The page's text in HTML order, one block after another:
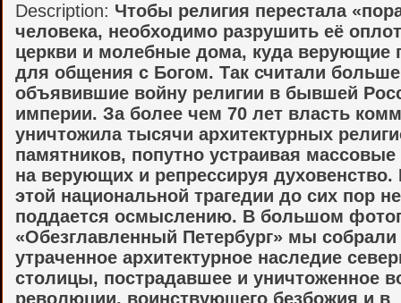
Description: Чтобы религия перестала
человека, необходимо разрушить её
церкви и молебные дома, куда верующие
для общения с Богом. Так считали
объявившие войну религии в бывшей
империи. За более чем 70 лет власть
уничтожила тысячи архитектурных
памятников, попутно устраивая массовые
на верующих и репрессируя
этой национальной трагедии до сих пор не
поддается осмыслению. В большом
«Обезглавленный Петербург» мы
утраченное архитектурное наследие
столицы, пострадавшее и уничтоженное
революции, воинствующего безбожия и в